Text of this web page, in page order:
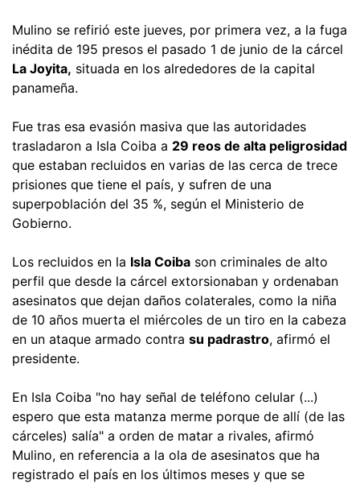
Mulino se refirió este jueves, por primera vez, a la fuga
inédita de 195 presos el pasado 1 de junio de la cárcel
La Joyita, situada en los alrededores de la capital
panameña.
Fue tras esa evasión masiva que las autoridades
trasladaron a Isla Coiba a 29 reos de alta peligrosidad
que estaban recluidos en varias de las cerca de trece
prisiones que tiene el país, y sufren de una
superpoblación del 35 %, según el Ministerio de
Gobierno.
Los recluidos en la Isla Coiba son criminales de alto
perfil que desde la cárcel extorsionaban y ordenaban
asesinatos que dejan daños colaterales, como la niña
de 10 años muerta el miércoles de un tiro en la cabeza
en un ataque armado contra su padrastro, afirmó el
presidente.
En Isla Coiba "no hay señal de teléfono celular (...)
espero que esta matanza merme porque de allí (de las
cárceles) salía" a orden de matar a rivales, afirmó
Mulino, en referencia a la ola de asesinatos que ha
registrado el país en los últimos meses y que se